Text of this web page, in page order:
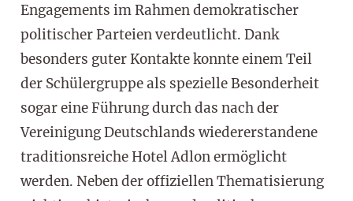
Engagements im Rahmen demokratischer
politischer Parteien verdeutlicht. Dank
besonders guter Kontakte konnte einem Teil
der Schülergruppe als spezielle Besonderheit
sogar eine Führung durch das nach der
Vereinigung Deutschlands wiedererstandene
traditionsreiche Hotel Adlon ermöglicht
werden. Neben der offiziellen Thematisierung